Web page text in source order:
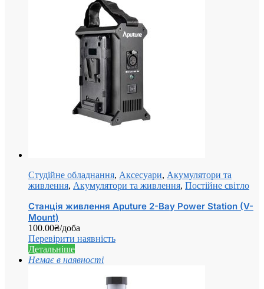
Студійне обладнання, Аксесуари, Акумулятори та
живлення, Акумулятори та живлення, Постійне світло
Станція живлення Aputure 2-Bay Power Station (V-
Mount)
100.00₴/доба
Перевірити наявність
Детальніше
Немає в наявності